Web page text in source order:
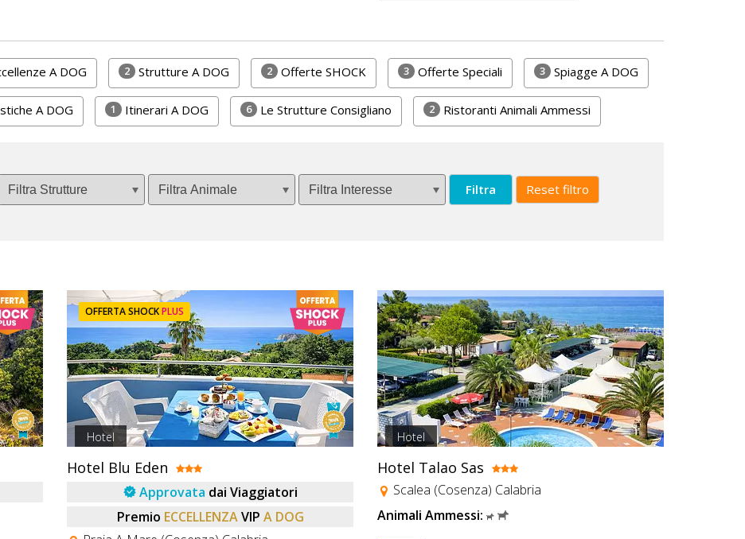
A DOG 2 Strutture A DOG 2 Offerte SHOCK 3 Offerte Speciali 3 Spiagge A DOG
A DOG 1 Itinerari A DOG 6 Le Strutture Consigliano 2 Ristoranti Animali Ammessi
Filtra Reset filtro
OFFERTA SHOCKPLUS
Hotel
Hotel Blu Eden
Approvata dai Viaggiatori
Premio ECCELLENZA VIP A DOG
Hotel
Hotel Talao Sas
Scalea (Cosenza) Calabria
Animali Ammessi: